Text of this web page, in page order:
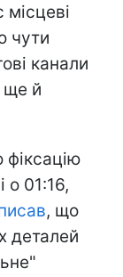
чути
канали
ще й
фіксацію
о 01:16,
, що
деталей